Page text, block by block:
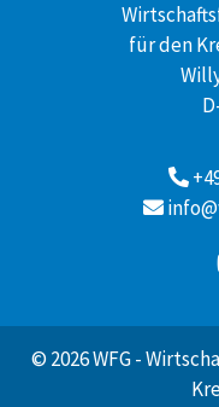
für den
© 2026 WFG -